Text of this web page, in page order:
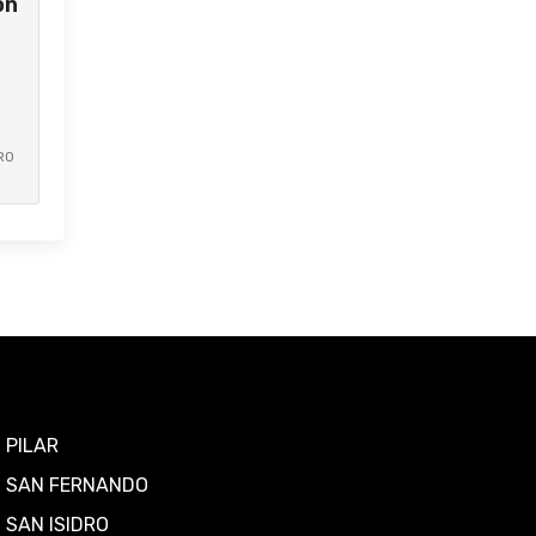
PILAR
SAN FERNANDO
SAN ISIDRO